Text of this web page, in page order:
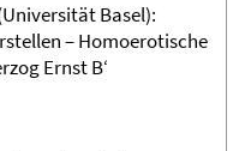
Basel):
– Homoerotische
Ernst B‘